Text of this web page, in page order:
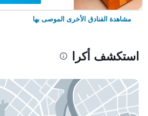
مشاهدة الفنادق الأخرى الموصى بها
استكشف أكرا